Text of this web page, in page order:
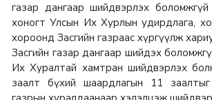
газар дангаар шийдвэрлэх
хоногт Улсын Их Хурлын удирдлага,
хороонд Засгийн газраас хүргүүлж хариу
Засгийн газар дангаар шийдэх
Их Хуралтай хамтран шийдвэрлэх
заалт бүхий шаардлагын 11 заалтыг